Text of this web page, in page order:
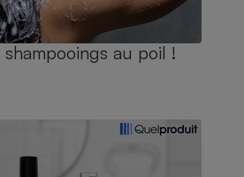
au poil !